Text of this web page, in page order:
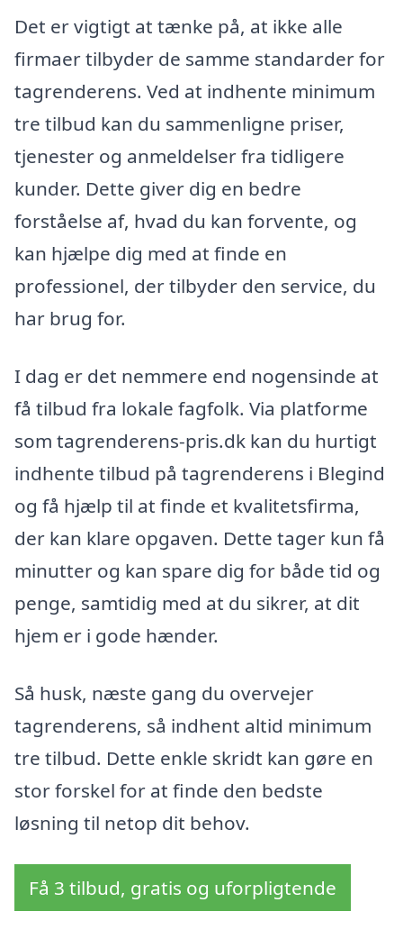
Det er vigtigt at tænke på, at ikke alle
firmaer tilbyder de samme standarder for
tagrenderens. Ved at indhente minimum
tre tilbud kan du sammenligne priser,
tjenester og anmeldelser fra tidligere
kunder. Dette giver dig en bedre
forståelse af, hvad du kan forvente, og
kan hjælpe dig med at finde en
professionel, der tilbyder den service, du
har brug for.
I dag er det nemmere end nogensinde at
få tilbud fra lokale fagfolk. Via platforme
som tagrenderens-pris.dk kan du hurtigt
indhente tilbud på tagrenderens i Blegind
og få hjælp til at finde et kvalitetsfirma,
der kan klare opgaven. Dette tager kun få
minutter og kan spare dig for både tid og
penge, samtidig med at du sikrer, at dit
hjem er i gode hænder.
Så husk, næste gang du overvejer
tagrenderens, så indhent altid minimum
tre tilbud. Dette enkle skridt kan gøre en
stor forskel for at finde den bedste
løsning til netop dit behov.
Få 3 tilbud, gratis og uforpligtende